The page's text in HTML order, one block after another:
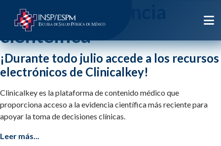
Etiqueta:
cienteifica
¡Durante todo julio accede a los recursos
electrónicos de Clinicalkey!
Clinicalkey es la plataforma de contenido médico que
proporciona acceso a la evidencia científica más reciente para
apoyar la toma de decisiones clínicas.
Leer más...